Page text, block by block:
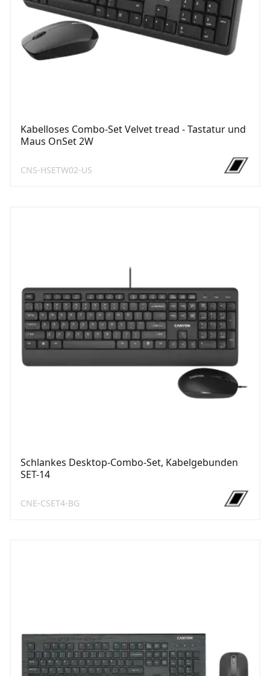
Kabelloses Combo-Set Velvet tread - Tastatur und
Maus OnSet 2W
CNS-HSETW02-US
Schlankes Desktop-Combo-Set, Kabelgebunden
SET-14
CNE-CSET4-BG